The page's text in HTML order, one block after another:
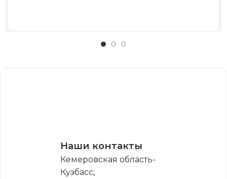
Наши контакты
Кемеровская область-
Кузбасс,